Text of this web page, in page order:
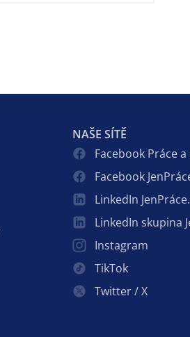
NAŠE SÍTĚ
Facebook Práce
Facebook
LinkedIn
LinkedIn skupina
Instagram
TikTok
Twitter / X